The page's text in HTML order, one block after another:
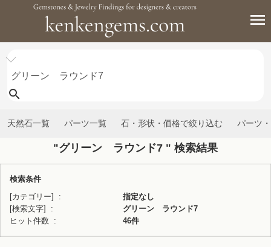
天然石一覧 パーツ一覧 石・形状・価格で絞り込む パーツ
"グリーン ラウンド7 " 検索結果
検索条件
[カテゴリー]
指定なし
[検索文字]
グリーン ラウンド7
ヒット件数
46件